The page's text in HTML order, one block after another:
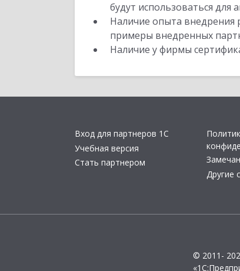
будут использоваться для
Наличие опыта внедрения
примеры внедренных
Наличие у фирмы
Вход для партнеров 1С
Учебная версия
Стать партнером
Другие
© 2011-